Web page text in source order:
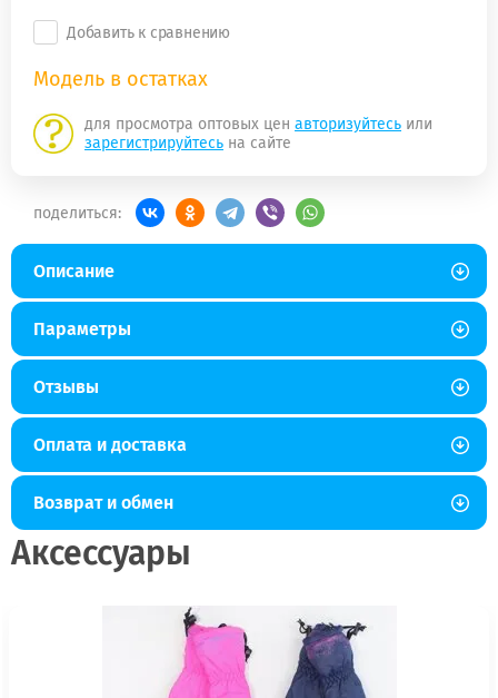
Модель в остатках
Добавить к сравнению
для просмотра оптовых ценавторизуйтесь или
зарегистрируйтесь на сайте
поделиться:
Описание
Параметры
Отзывы
Оплата и доставка
Возврат и обмен
Аксессуары